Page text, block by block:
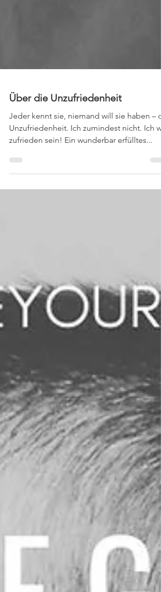
Über die Unzufriedenheit
Jeder kennt sie, niemand will sie haben –
zufrieden sein! Ein wunderbar erfülltes...